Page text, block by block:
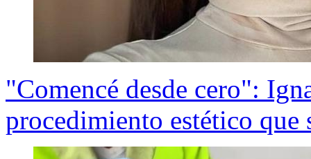
"Comencé desde cero":
procedimiento estético que